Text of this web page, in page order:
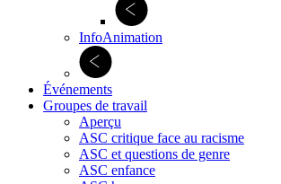
InfoAnimation
Événements
Groupes de travail
Aperçu
ASC critique face au racisme
ASC et questions de genre
ASC enfance